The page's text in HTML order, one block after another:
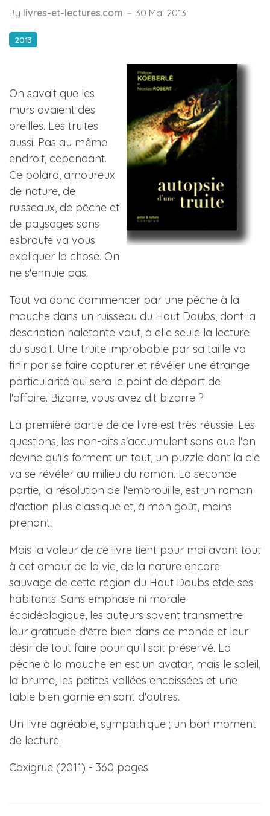
By livres-et-lectures.com 30 Mai 2013
2013
On savait que les
murs avaient des
oreilles. Les truites
aussi. Pas au même
endroit, cependant.
Ce polard, amoureux
de nature, de
ruisseaux, de pêche et
de paysages sans
esbroufe va vous
expliquer la chose. On
ne s'ennuie pas.
Tout va donc commencer par une pêche à la
mouche dans un ruisseau du Haut Doubs, dont la
description haletante vaut, à elle seule la lecture
du susdit. Une truite improbable par sa taille va
finir par se faire capturer et révéler une étrange
particularité qui sera le point de départ de
l'affaire. Bizarre, vous avez dit bizarre ?
La première partie de ce livre est très réussie. Les
questions, les non-dits s'accumulent sans que l'on
devine qu'ils forment un tout, un puzzle dont la clé
va se révéler au milieu du roman. La seconde
partie, la résolution de l'embrouille, est un roman
d'action plus classique et, à mon goût, moins
prenant.
Mais la valeur de ce livre tient pour moi avant tout
à cet amour de la vie, de la nature encore
sauvage de cette région du Haut Doubs etde ses
habitants. Sans emphase ni morale
écoidéologique, les auteurs savent transmettre
leur gratitude d'être bien dans ce monde et leur
désir de tout faire pour qu'il soit préservé. La
pêche à la mouche en est un avatar, mais le soleil,
la brume, les petites vallées encaissées et une
table bien garnie en sont d'autres.
Un livre agréable, sympathique ; un bon moment
de lecture.
Coxigrue (2011) - 360 pages